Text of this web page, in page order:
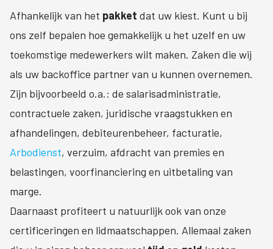
Afhankelijk van het pakket dat uw kiest. Kunt u bij
ons zelf bepalen hoe gemakkelijk u het uzelf en uw
toekomstige medewerkers wilt maken. Zaken die wij
als uw backoffice partner van u kunnen overnemen.
Zijn bijvoorbeeld o.a.: de salarisadministratie,
contractuele zaken, juridische vraagstukken en
afhandelingen, debiteurenbeheer, facturatie,
Arbodienst, verzuim, afdracht van premies en
belastingen, voorfinanciering en uitbetaling van
marge.
Daarnaast profiteert u natuurlijk ook van onze
certificeringen en lidmaatschappen. Allemaal zaken